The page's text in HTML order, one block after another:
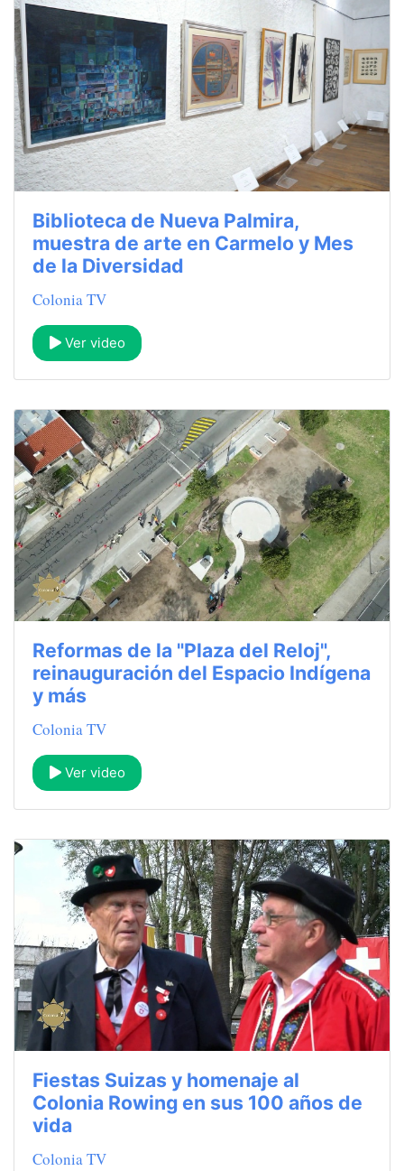
Biblioteca de Nueva Palmira,
muestra de arte en Carmelo y Mes
de la Diversidad
Colonia TV
Ver video
Reformas de la "Plaza del Reloj",
reinauguración del Espacio Indígena
y más
Colonia TV
Ver video
Fiestas Suizas y homenaje al
Colonia Rowing en sus 100 años de
vida
Colonia TV